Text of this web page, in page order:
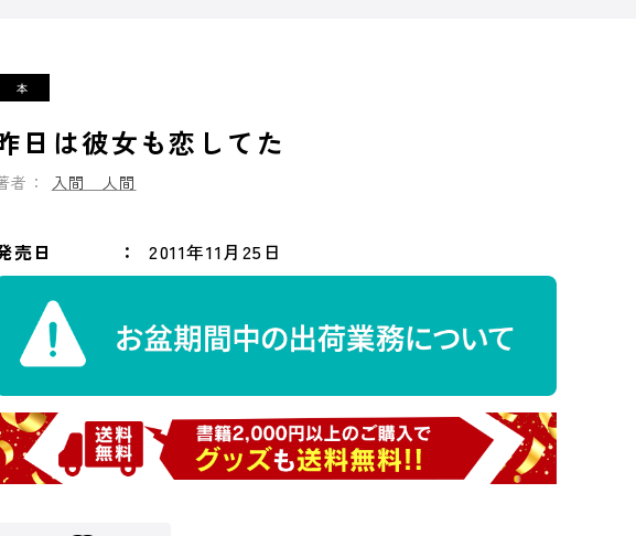
日は彼女も恋してた
者： 入間 人間
売日 2011年11月25日